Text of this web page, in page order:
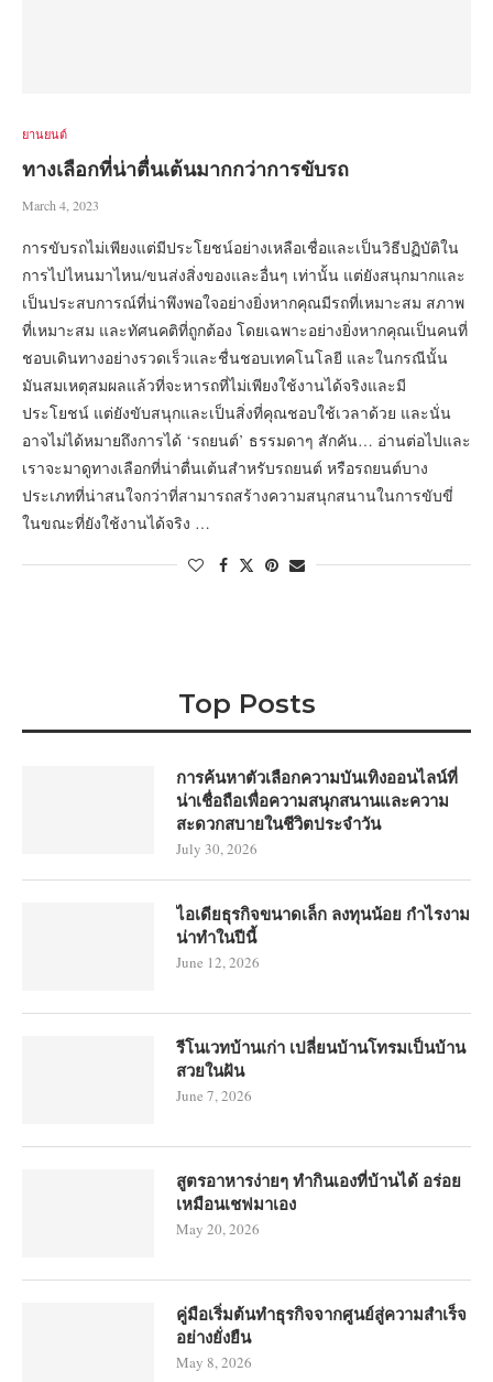
ยานยนต์
ทางเลือกที่น่าตื่นเต้นมากกว่าการขับรถ
March 4, 2023
การขับรถไม่เพียงแต่มีประโยชน์อย่างเหลือเชื่อและเป็นวิธีปฏิบัติใน
การไปไหนมาไหน/ขนส่งสิ่งของและอื่นๆ เท่านั้น แต่ยังสนุกมากและ
เป็นประสบการณ์ที่น่าพึงพอใจอย่างยิ่งหากคุณมีรถที่เหมาะสม สภาพ
ที่เหมาะสม และทัศนคติที่ถูกต้อง โดยเฉพาะอย่างยิ่งหากคุณเป็นคนที่
ชอบเดินทางอย่างรวดเร็วและชื่นชอบเทคโนโลยี และในกรณีนั้น
มันสมเหตุสมผลแล้วที่จะหารถที่ไม่เพียงใช้งานได้จริงและมี
ประโยชน์ แต่ยังขับสนุกและเป็นสิ่งที่คุณชอบใช้เวลาด้วย และนั่น
อาจไม่ได้หมายถึงการได้ ‘รถยนต์’ ธรรมดาๆ สักคัน… อ่านต่อไปและ
เราจะมาดูทางเลือกที่น่าตื่นเต้นสำหรับรถยนต์ หรือรถยนต์บาง
ประเภทที่น่าสนใจกว่าที่สามารถสร้างความสนุกสนานในการขับขี่
ในขณะที่ยังใช้งานได้จริง …
Top Posts
การค้นหาตัวเลือกความบันเทิงออนไลน์ที่
น่าเชื่อถือเพื่อความสนุกสนานและความ
สะดวกสบายในชีวิตประจำวัน
July 30, 2026
ไอเดียธุรกิจขนาดเล็ก ลงทุนน้อย กำไรงาม
น่าทำในปีนี้
June 12, 2026
รีโนเวทบ้านเก่า เปลี่ยนบ้านโทรมเป็นบ้าน
สวยในฝัน
June 7, 2026
สูตรอาหารง่ายๆ ทำกินเองที่บ้านได้ อร่อย
เหมือนเชฟมาเอง
May 20, 2026
คู่มือเริ่มต้นทำธุรกิจจากศูนย์สู่ความสำเร็จ
อย่างยั่งยืน
May 8, 2026